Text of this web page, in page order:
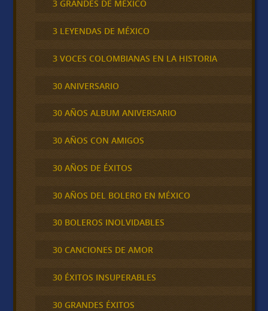
3 GRANDES DE MÉXICO
3 LEYENDAS DE MÉXICO
3 VOCES COLOMBIANAS EN LA HISTORIA
30 ANIVERSARIO
30 AÑOS ALBUM ANIVERSARIO
30 AÑOS CON AMIGOS
30 AÑOS DE ÉXITOS
30 AÑOS DEL BOLERO EN MÉXICO
30 BOLEROS INOLVIDABLES
30 CANCIONES DE AMOR
30 ÉXITOS INSUPERABLES
30 GRANDES ÉXITOS